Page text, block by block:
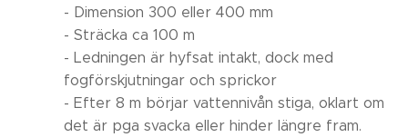
- Dimension 300 eller 400 mm
- Sträcka ca 100 m
- Ledningen är hyfsat intakt, dock med
fogförskjutningar och sprickor
- Efter 8 m börjar vattennivån stiga, oklart om
det är pga svacka eller hinder längre fram.